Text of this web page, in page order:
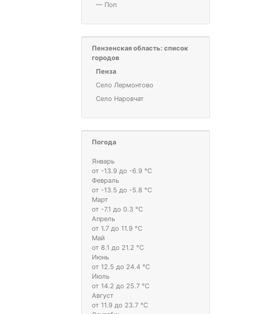
— Поп
Пензенская область: список
городов
Пенза
Село Лермонтово
Село Наровчат
Погода
Январь
от -13.9 до -6.9 °С
Февраль
от -13.5 до -5.8 °С
Март
от -7.1 до 0.3 °С
Апрель
от 1.7 до 11.9 °С
Май
от 8.1 до 21.2 °С
Июнь
от 12.5 до 24.4 °С
Июль
от 14.2 до 25.7 °С
Август
от 11.9 до 23.7 °С